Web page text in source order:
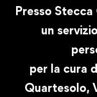
Presso
un
per la cura
Quartesolo,